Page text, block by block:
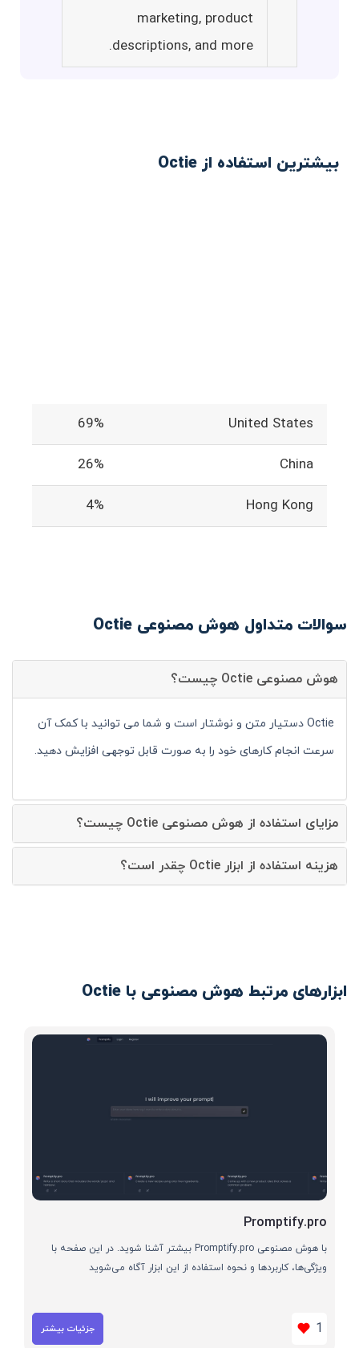
marketing, product
descriptions, and more.
بیشترین استفاده از Octie
United States
69%
China
26%
Hong Kong
4%
سوالات متداول هوش مصنوعی Octie
هوش مصنوعی Octie چیست؟
Octie دستیار متن و نوشتار است و شما می توانید با کمک آن
سرعت انجام کارهای خود را به صورت قابل توجهی افزایش دهید.
مزایای استفاده از هوش مصنوعی Octie چیست؟
هزینه استفاده از ابزار Octie چقدر است؟
ابزارهای مرتبط هوش مصنوعی با Octie
Promptify.pro
با هوش مصنوعی Promptify.pro بیشتر آشنا شوید. در این صفحه با
ویژگی‌ها، کاربردها و نحوه استفاده از این ابزار آگاه می‌شوید
1 جزئیات بیشتر